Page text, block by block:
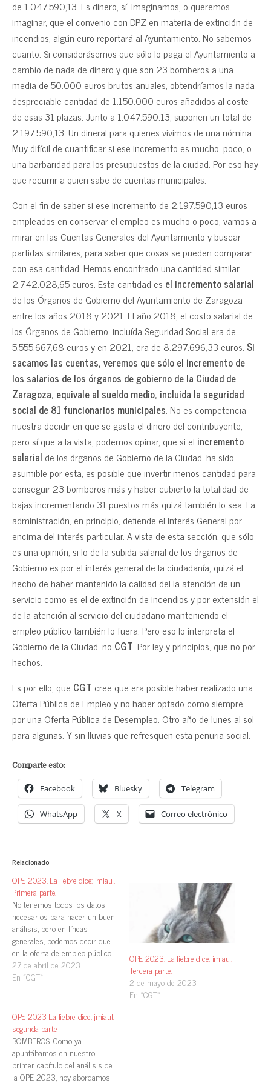
de 1.047.590,13. Es dinero, sí. Imaginamos, o queremos
imaginar, que el convenio con DPZ en materia de extinción de
incendios, algún euro reportará al Ayuntamiento. No sabemos
cuanto. Si considerásemos que sólo lo paga el Ayuntamiento a
cambio de nada de dinero y que son 23 bomberos a una
media de 50.000 euros brutos anuales, obtendríamos la nada
despreciable cantidad de 1.150.000 euros añadidos al coste
de esas 31 plazas. Junto a 1.047.590.13, suponen un total de
2.197.590,13. Un dineral para quienes vivimos de una nómina.
Muy difícil de cuantificar si ese incremento es mucho, poco, o
una barbaridad para los presupuestos de la ciudad. Por eso hay
que recurrir a quien sabe de cuentas municipales.
Con el fin de saber si ese incremento de 2.197.590,13 euros
empleados en conservar el empleo es mucho o poco, vamos a
mirar en las Cuentas Generales del Ayuntamiento y buscar
partidas similares, para saber que cosas se pueden comparar
con esa cantidad. Hemos encontrado una cantidad similar,
2.742.028,65 euros. Esta cantidad es el incremento salarial
de los Órganos de Gobierno del Ayuntamiento de Zaragoza
entre los años 2018 y 2021. El año 2018, el costo salarial de
los Órganos de Gobierno, incluída Seguridad Social era de
5.555.667,68 euros y en 2021, era de 8.297.696,33 euros. Si
sacamos las cuentas, veremos que sólo el incremento de
los salarios de los órganos de gobierno de la Ciudad de
Zaragoza, equivale al sueldo medio, incluida la seguridad
social de 81 funcionarios municipales. No es competencia
nuestra decidir en que se gasta el dinero del contribuyente,
pero sí que a la vista, podemos opinar, que si el incremento
salarial de los órganos de Gobierno de la Ciudad, ha sido
asumible por esta, es posible que invertir menos cantidad para
conseguir 23 bomberos más y haber cubierto la totalidad de
bajas incrementando 31 puestos más quizá también lo sea. La
administración, en principio, defiende el Interés General por
encima del interés particular. A vista de esta sección, que sólo
es una opinión, si lo de la subida salarial de los órganos de
Gobierno es por el interés general de la ciudadanía, quizá el
hecho de haber mantenido la calidad del la atención de un
servicio como es el de extinción de incendios y por extensión el
de la atención al servicio del ciudadano manteniendo el
empleo público también lo fuera. Pero eso lo interpreta el
Gobierno de la Ciudad, no CGT. Por ley y principios, que no por
hechos.
Es por ello, que CGT cree que era posible haber realizado una
Oferta Pública de Empleo y no haber optado como siempre,
por una Oferta Pública de Desempleo. Otro año de lunes al sol
para algunas. Y sin lluvias que refresquen esta penuria social.
Comparte esto:
Facebook Bluesky Telegram
WhatsApp X Correo electrónico
Relacionado
OPE 2023. La liebre dice: ¡miau!.
Primera parte.
No tenemos todos los datos
necesarios para hacer un buen
análisis, pero en líneas
generales, podemos decir que
en la oferta de empleo público
de 2023, "no es oro todo lo
que reluce". Las tasas de
los puestos a cubrir…
27 de abril de 2023
En «CGT»
OPE 2023. La liebre dice: ¡miau!.
Tercera parte.
2 de mayo de 2023
En «CGT»
OPE 2023 La liebre dice: ¡miau!.
segunda parte
BOMBEROS. Como ya
apuntábamos en nuestro
primer capítulo del análisis de
la OPE 2023, hoy abordamos